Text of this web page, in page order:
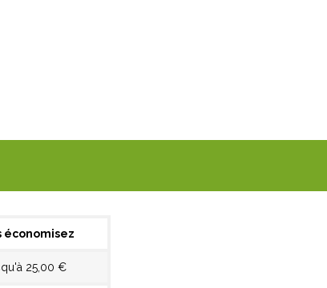
économisez
25,00 €